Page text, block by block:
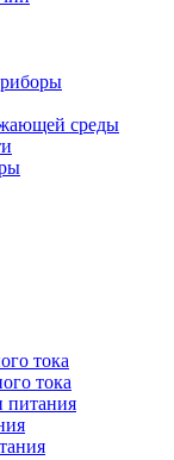
среды
тока
тока
питания